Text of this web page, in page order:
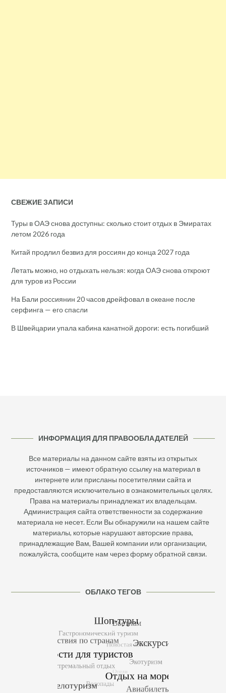
СВЕЖИЕ ЗАПИСИ
Туры в ОАЭ снова доступны: сколько стоит отдых в Эмиратах
летом 2026 года
Китай продлил безвиз для россиян до конца 2027 года
Летать можно, но отдыхать нельзя: когда ОАЭ снова откроют
для туров из России
На Бали россиянин 20 часов дрейфовал в океане после
серфинга — его спасли
В Швейцарии упала кабина канатной дороги: есть погибший
ИНФОРМАЦИЯ ДЛЯ ПРАВООБЛАДАТЕЛЕЙ
Все материалы на данном сайте взяты из открытых
источников — имеют обратную ссылку на материал в
интернете или присланы посетителями сайта и
предоставляются исключительно в ознакомительных целях.
Права на материалы принадлежат их владельцам.
Администрация сайта ответственности за содержание
материала не несет. Если Вы обнаружили на нашем сайте
материалы, которые нарушают авторские права,
принадлежащие Вам, Вашей компании или организации,
пожалуйста, сообщите нам через форму обратной связи.
ОБЛАКО ТЕГОВ